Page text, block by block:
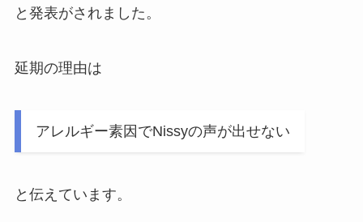
と発表がされました。
延期の理由は
アレルギー素因でNissyの声が出せない
と伝えています。